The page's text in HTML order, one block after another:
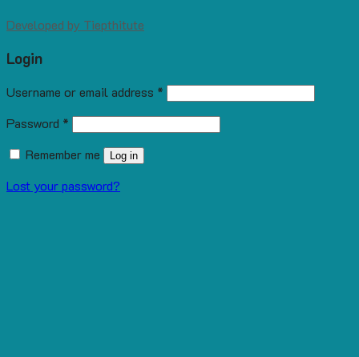
Developed by Tiepthitute
Login
Username or email address *
Password *
Remember me
Log in
Lost your password?